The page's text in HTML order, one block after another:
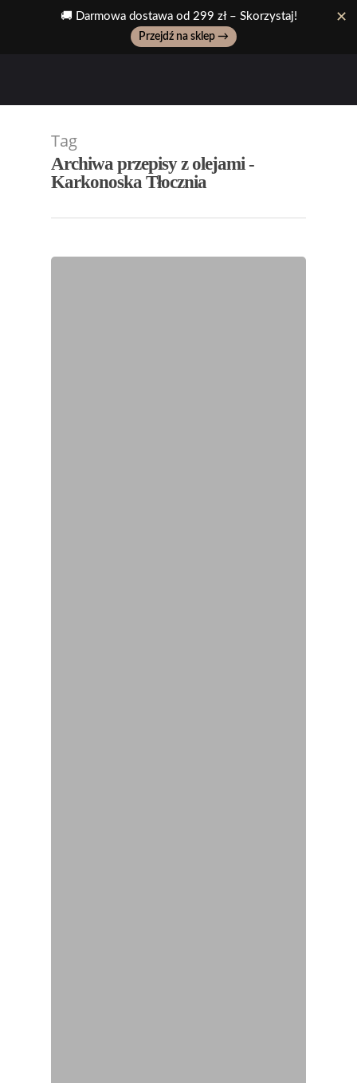
✕
🎁 Wyjątkowe prezenty na każdą okazję! Zobacz zestawy →
Archiwa przepisy z olejami -
Karkonoska Tłocznia